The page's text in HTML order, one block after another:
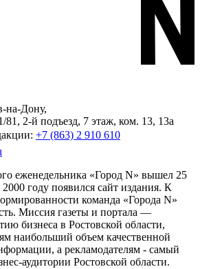
на-Дону,
81, 2-й подъезд, 7 этаж, ком. 13, 13а
+7 (863) 2 910 610
еженедельника «Город N» вышел 25
году появился сайт издания. К
команда «Города N»
Миссия газеты и портала —
бизнеса в Ростовской области,
наибольший объем качественной
а рекламодателям - самый
аудитории Ростовской области.